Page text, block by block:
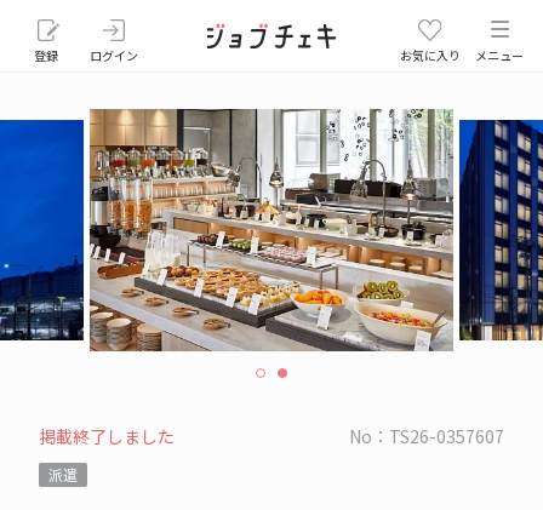
登録 ログイン お気に入り メニュー
掲載終了しました No：TS26-0357607
派遣